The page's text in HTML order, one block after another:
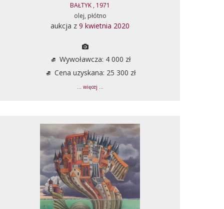
BAŁTYK , 1971
olej, płótno
aukcja z 9 kwietnia 2020
Wywoławcza: 4 000 zł
Cena uzyskana: 25 300 zł
... więcej ...